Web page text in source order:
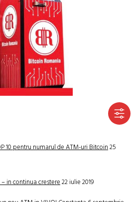
10 pentru numarul de ATM-uri Bitcoin25
in continua crestere22 iulie 2019